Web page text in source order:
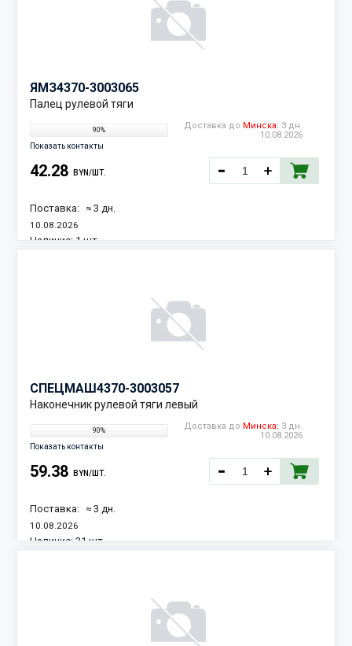
ЯМЗ4370-3003065
Палец рулевой тяги
90%
Показать контакты
Доставка до Минска: 3 дн.
10.08.2026
42.28 BYN/ШТ.
Поставка: ≈ 3 дн.
10.08.2026
Наличие: 1 шт.
СПЕЦМАШ4370-3003057
Наконечник рулевой тяги левый
90%
Показать контакты
Доставка до Минска: 3 дн.
10.08.2026
59.38 BYN/ШТ.
Поставка: ≈ 3 дн.
10.08.2026
Наличие: 31 шт.